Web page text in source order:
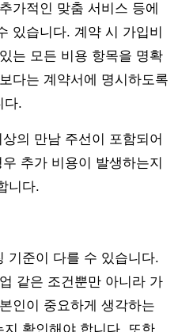
가적인 맞춤 서비스 등에
있습니다. 계약 시 가입비
는 모든 비용 항목을 명확
다는 계약서에 명시하도록
다.
의 만남 주선이 포함되어
추가 비용이 발생하는지
니다.
기준이 다를 수 있습니다.
같은 조건뿐만 아니라 가
인이 중요하게 생각하는